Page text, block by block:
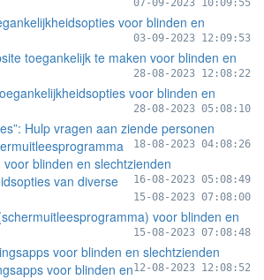
07-09-2023 10:09:55
voor blinden en
03-09-2023 12:09:53
toegankelijk te maken voor blinden en
28-08-2023 12:08:22
voor blinden en
28-08-2023 05:08:10
Hulp vragen aan ziende personen
18-08-2023 04:08:26
blinden en slechtzienden
16-08-2023 05:08:49
van diverse
15-08-2023 07:08:00
voor blinden en
15-08-2023 07:08:48
voor blinden en slechtzienden
12-08-2023 12:08:52
voor blinden en